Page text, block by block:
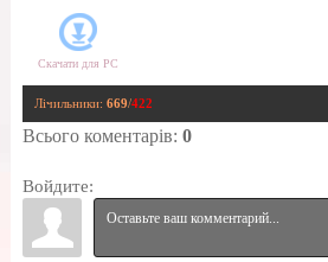
Скачати для PC
Лічильники: 669/422
Всього коментарів: 0
Войдите: